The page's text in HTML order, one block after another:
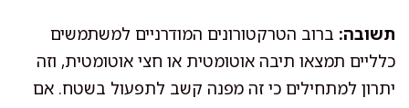
תשובה: ברוב הטרקטורונים המודרניים למשתמשים
כלליים תמצאו תיבה אוטומטית או חצי אוטומטית, וזה
יתרון למתחילים כי זה מפנה קשב לתפעול בשטח. אם